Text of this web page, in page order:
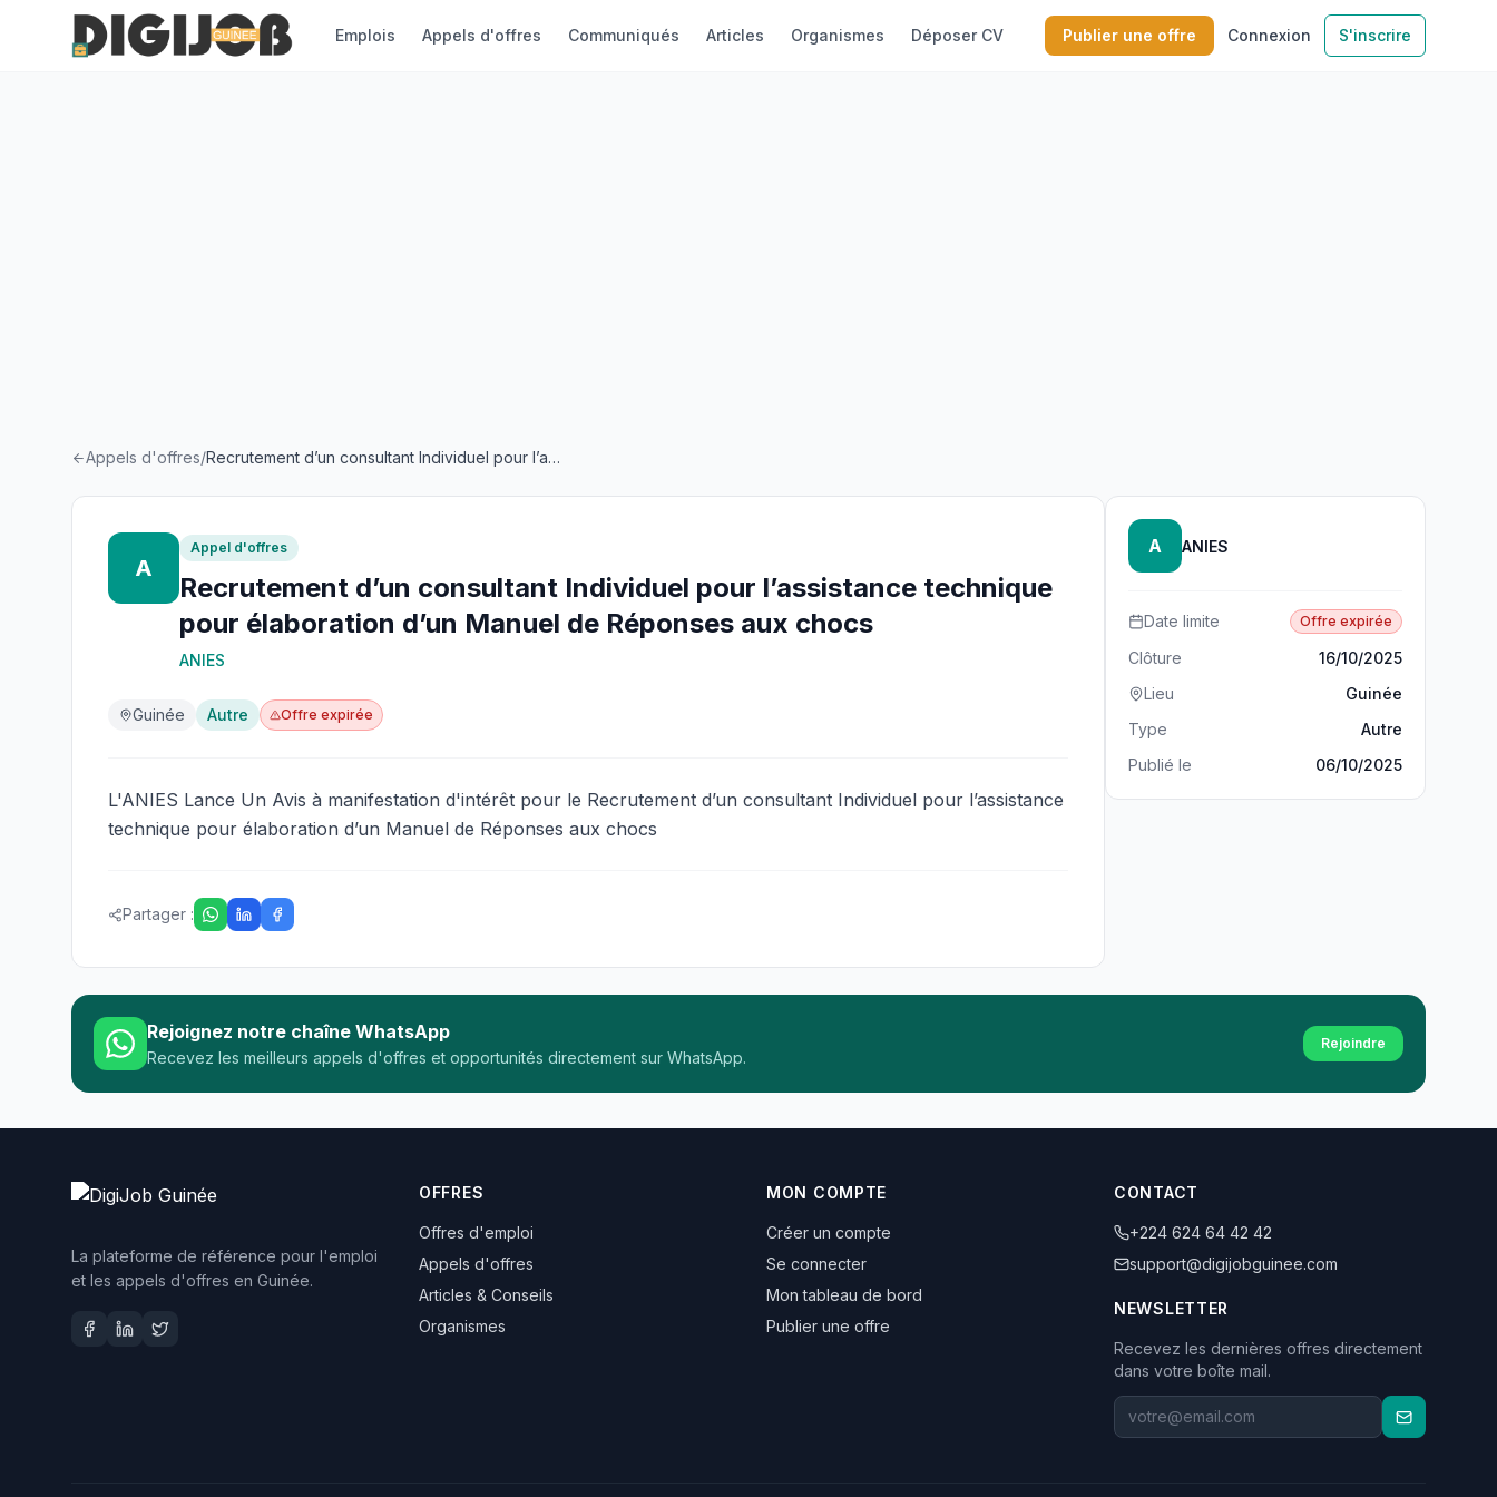
Emplois Appels d'offres Communiqués Articles Organismes Déposer CV Publier une offre Connexion S'inscrire
Appels d'offres/ Recrutement d’un consultant Individuel pour l’assistance technique pour élaboration d’un Manuel de Réponses aux chocs
A
Appel d'offres
Recrutement d’un consultant Individuel pour l’assistance technique
pour élaboration d’un Manuel de Réponses aux chocs
ANIES
Guinée Autre Offre expirée
L'ANIES Lance Un Avis à manifestation d'intérêt pour le Recrutement d’un consultant Individuel pour l’assistance
technique pour élaboration d’un Manuel de Réponses aux chocs
Partager :
A ANIES
Date limite Offre expirée
Clôture
16/10/2025
Lieu
Guinée
Type
Autre
Publié le
06/10/2025
Rejoignez notre chaîne WhatsApp
Recevez les meilleurs appels d'offres et opportunités directement sur WhatsApp.
Rejoindre
La plateforme de référence pour l'emploi
et les appels d'offres en Guinée.
OFFRES
Offres d'emploi
Appels d'offres
Articles & Conseils
Organismes
MON COMPTE
Créer un compte
Se connecter
Mon tableau de bord
Publier une offre
CONTACT
+224 624 64 42 42
support@digijobguinee.com
NEWSLETTER
Recevez les dernières offres directement
dans votre boîte mail.